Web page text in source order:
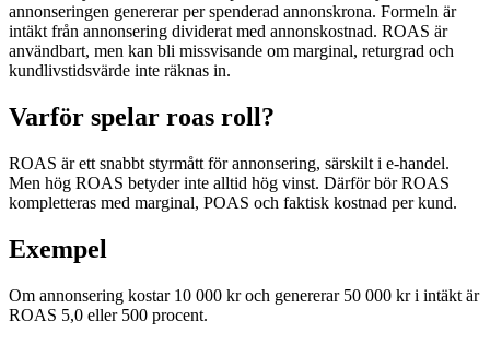
annonseringen genererar per spenderad annonskrona. Formeln är
intäkt från annonsering dividerat med annonskostnad. ROAS är
användbart, men kan bli missvisande om marginal, returgrad och
kundlivstidsvärde inte räknas in.
Varför spelar roas roll?
ROAS är ett snabbt styrmått för annonsering, särskilt i e-handel.
Men hög ROAS betyder inte alltid hög vinst. Därför bör ROAS
kompletteras med marginal, POAS och faktisk kostnad per kund.
Exempel
Om annonsering kostar 10 000 kr och genererar 50 000 kr i intäkt är
ROAS 5,0 eller 500 procent.